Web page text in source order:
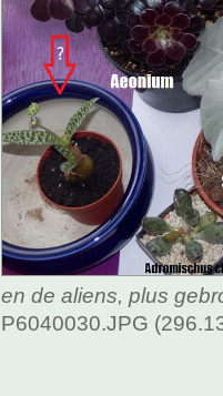
en de aliens, plus
P6040030.JPG